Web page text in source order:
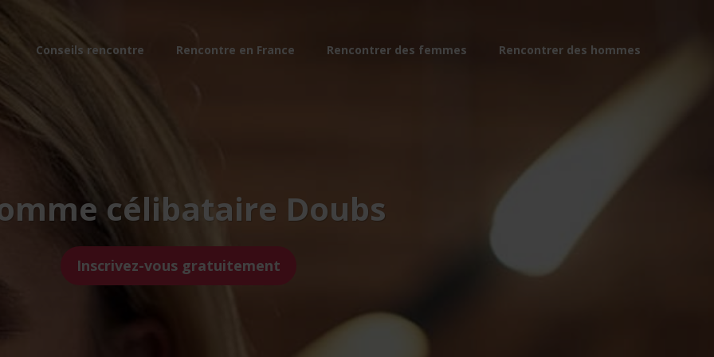
Conseils rencontre Rencontre en France Rencontrer des femmes Rencontrer des hommes
célibataire Doubs
Inscrivez-vous gratuitement